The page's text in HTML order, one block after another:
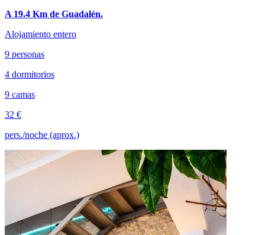
A 19.4 Km de Guadalén.
Alojamiento entero
9 personas
4 dormitorios
9 camas
32 €
pers./noche (aprox.)